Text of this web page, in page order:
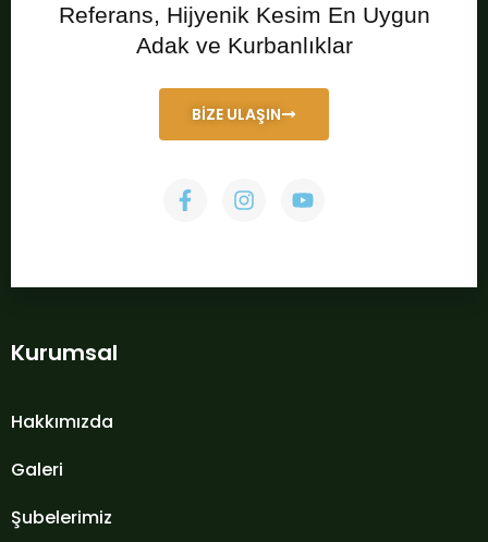
Referans, Hijyenik Kesim En Uygun
Adak ve Kurbanlıklar
BİZE ULAŞIN
Kurumsal
Hakkımızda
Galeri
Şubelerimiz